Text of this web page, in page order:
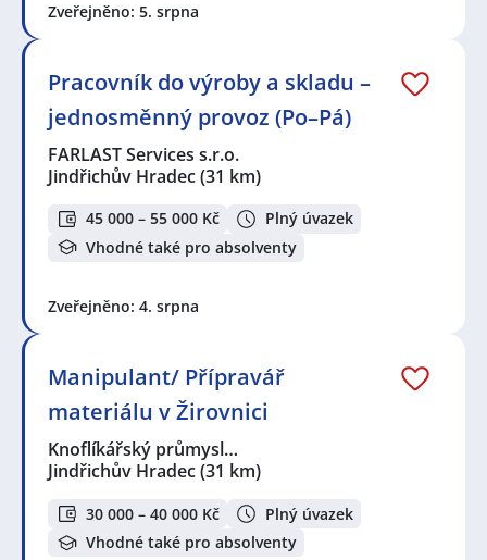
Zveřejněno: 5. srpna
Pracovník do výroby a skladu –
jednosměnný provoz (Po–Pá)
FARLAST Services s.r.o.
Jindřichův Hradec(31 km)
45 000 – 55 000 Kč
Plný úvazek
Vhodné také pro absolventy
Zveřejněno: 4. srpna
Manipulant/ Přípravář
materiálu v Žirovnici
Knoflíkářský průmysl…
Jindřichův Hradec(31 km)
30 000 – 40 000 Kč
Plný úvazek
Vhodné také pro absolventy